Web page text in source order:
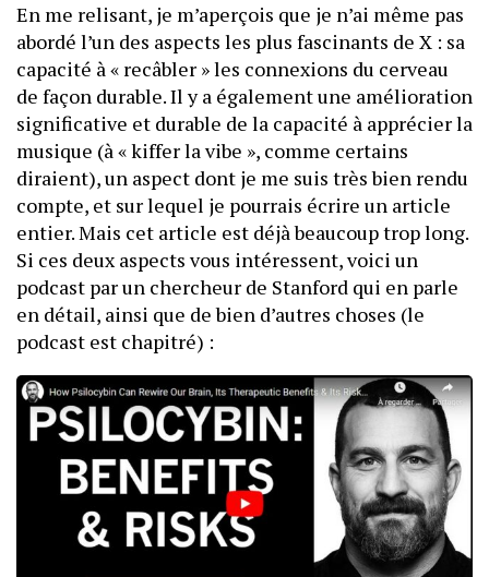
En me relisant, je m’aperçois que je n’ai même pas
abordé l’un des aspects les plus fascinants de X : sa
capacité à « recâbler » les connexions du cerveau
de façon durable. Il y a également une amélioration
significative et durable de la capacité à apprécier la
musique (à « kiffer la vibe », comme certains
diraient), un aspect dont je me suis très bien rendu
compte, et sur lequel je pourrais écrire un article
entier. Mais cet article est déjà beaucoup trop long.
Si ces deux aspects vous intéressent, voici un
podcast par un chercheur de Stanford qui en parle
en détail, ainsi que de bien d’autres choses (le
podcast est chapitré) :